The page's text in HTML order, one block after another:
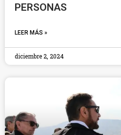
PERSONAS
LEER MÁS »
diciembre 2, 2024